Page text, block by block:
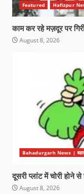
Featured Hafizpur
काम कर रहे मज़दूर पर
August 8, 2026
Bahadurgarh News |
दूसरी प्लांट में चोरी होने
August 8, 2026